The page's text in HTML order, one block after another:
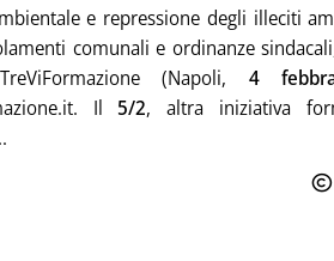
e repressione degli illeciti
comunali e ordinanze
(Napoli, 4
Il5/2, altra iniziativa